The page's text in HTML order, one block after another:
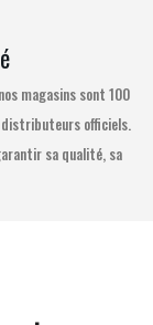
magasins sont 100
officiels.
sa qualité, sa